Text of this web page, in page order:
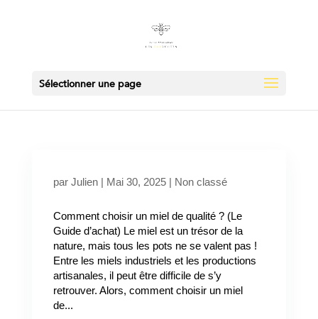
Sélectionner une page
par Julien| Mai 30, 2025| Non classé
Comment choisir un miel de qualité ? (Le
Guide d’achat) Le miel est un trésor de la
nature, mais tous les pots ne se valent pas !
Entre les miels industriels et les productions
artisanales, il peut être difficile de s’y
retrouver. Alors, comment choisir un miel
de...